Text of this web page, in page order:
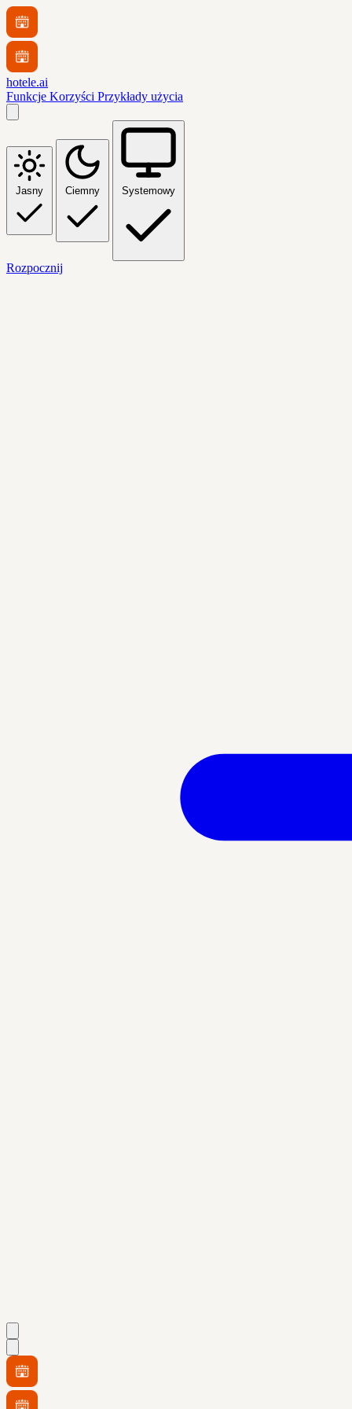
hotele.ai
Funkcje Korzyści Przykłady użycia
Jasny Ciemny Systemowy
Rozpocznij